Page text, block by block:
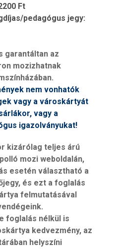
Ft
pedagógus jegy:
garantáltan az
mozizhatnak
nem vonhatók
vagy a városkártyát
vagy a
igazolványukat!
kizárólag teljes árú
mozi weboldalán,
esetén választható a
és ezt a foglalás
felmutatásával
foglalás nélkül is
kedvezmény, az
helyszíni